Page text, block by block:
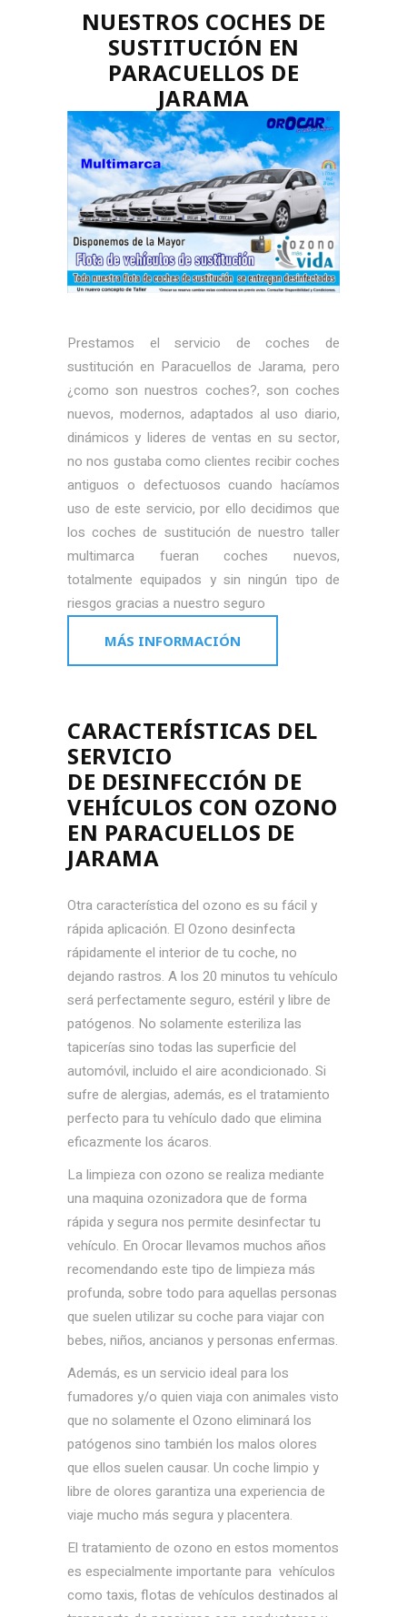
NUESTROS COCHES DE
SUSTITUCIÓN EN
PARACUELLOS DE
JARAMA
Prestamos el servicio de coches de
sustitución en Paracuellos de Jarama, pero
¿como son nuestros coches?, son coches
nuevos, modernos, adaptados al uso diario,
dinámicos y lideres de ventas en su sector,
no nos gustaba como clientes recibir coches
antiguos o defectuosos cuando hacíamos
uso de este servicio, por ello decidimos que
los coches de sustitución de nuestro taller
multimarca fueran coches nuevos,
totalmente equipados y sin ningún tipo de
riesgos gracias a nuestro seguro
MÁS INFORMACIÓN
CARACTERÍSTICAS DEL
SERVICIO
DE DESINFECCIÓN DE
VEHÍCULOS CON OZONO
EN PARACUELLOS DE
JARAMA
Otra característica del ozono es su fácil y
rápida aplicación. El Ozono desinfecta
rápidamente el interior de tu coche, no
dejando rastros. A los 20 minutos tu vehículo
será perfectamente seguro, estéril y libre de
patógenos. No solamente esteriliza las
tapicerías sino todas las superficie del
automóvil, incluido el aire acondicionado. Si
sufre de alergias, además, es el tratamiento
perfecto para tu vehículo dado que elimina
eficazmente los ácaros.
La limpieza con ozono se realiza mediante
una maquina ozonizadora que de forma
rápida y segura nos permite desinfectar tu
vehículo. En Orocar llevamos muchos años
recomendando este tipo de limpieza más
profunda, sobre todo para aquellas personas
que suelen utilizar su coche para viajar con
bebes, niños, ancianos y personas enfermas.
Además, es un servicio ideal para los
fumadores y/o quien viaja con animales visto
que no solamente el Ozono eliminará los
patógenos sino también los malos olores
que ellos suelen causar. Un coche limpio y
libre de olores garantiza una experiencia de
viaje mucho más segura y placentera.
El tratamiento de ozono en estos momentos
es especialmente importante para vehículos
como taxis, flotas de vehículos destinados al